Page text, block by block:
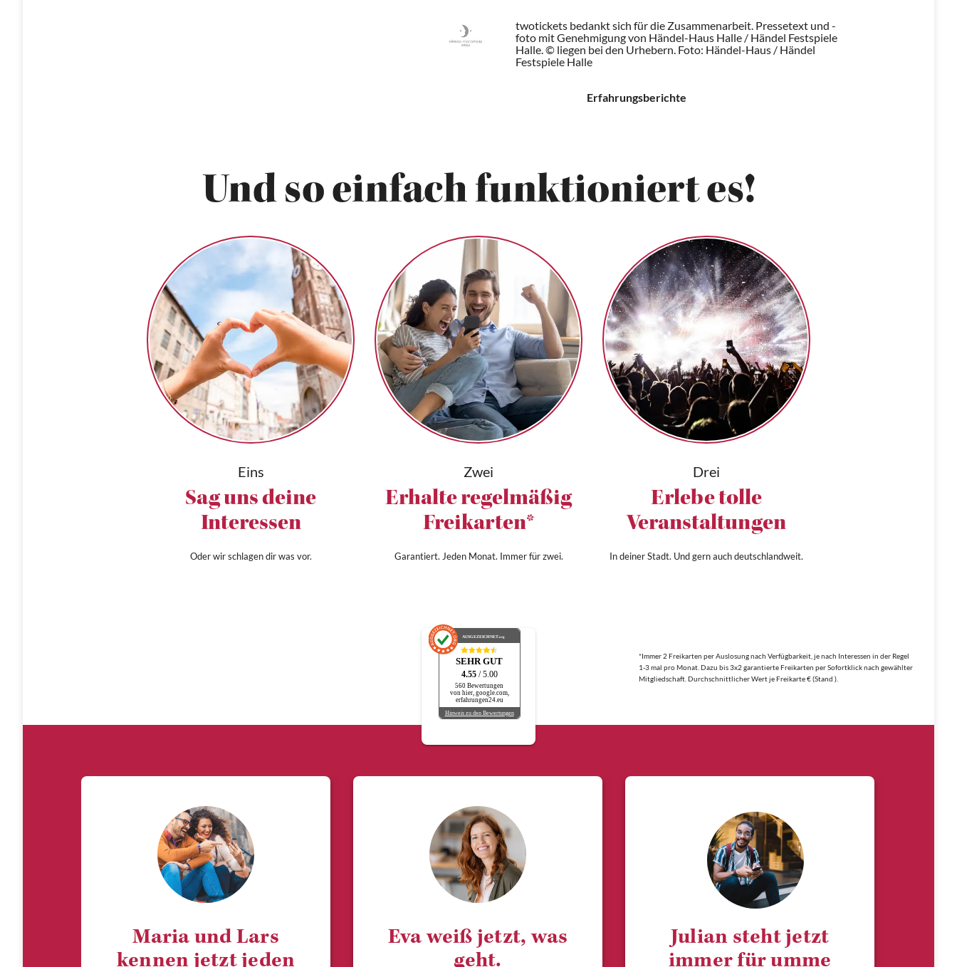
twotickets bedankt sich für die Zusammenarbeit. Pressetext und -
foto mit Genehmigung von Händel-Haus Halle / Händel Festspiele
Halle. © liegen bei den Urhebern. Foto: Händel-Haus / Händel
Festspiele Halle
Erfahrungsberichte
Und so einfach funktioniert es!
Eins
Sag uns deine
Interessen
Oder wir schlagen dir was vor.
Zwei
Erhalte regelmäßig
Freikarten*
Garantiert. Jeden Monat. Immer für zwei.
Drei
Erlebe tolle
Veranstaltungen
In deiner Stadt. Und gern auch deutschlandweit.
AUSGEZEICHNET.org
SEHR GUT
4.55 / 5.00
560 Bewertungen
von hier, google.com,
erfahrungen24.eu
Hinweis zu den Bewertungen
*Immer 2 Freikarten per Auslosung nach Verfügbarkeit, je nach Interessen in der Regel
1-3 mal pro Monat. Dazu bis 3x2 garantierte Freikarten per Sofortklick nach gewählter
Mitgliedschaft. Durchschnittlicher Wert je Freikarte € (Stand ).
Maria und Lars
kennen jetzt jeden
Eva weiß jetzt, was
geht.
Julian steht jetzt
immer für umme